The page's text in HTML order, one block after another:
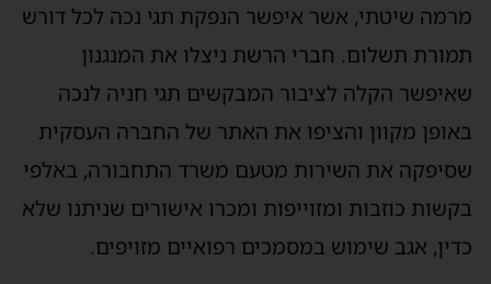
מרמה שיטתי, אשר איפשר הנפקת תגי נכה לכל דורש
תמורת תשלום. חברי הרשת ניצלו את המנגנון
שאיפשר הקלה לציבור המבקשים תגי חניה לנכה
באופן מקוון והציפו את האתר של החברה העסקית
שסיפקה את השירות מטעם משרד התחבורה, באלפי
בקשות כוזבות ומזוייפות ומכרו אישורים שניתנו שלא
כדין, אגב שימוש במסמכים רפואיים מזויפים.